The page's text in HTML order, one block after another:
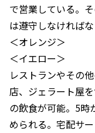
で営業している。
は遵守しなければな
＜オレンジ＞
＜イエロー＞
レストランやその
店、ジェラート屋
の飲食が可能。5時
められる。宅配サ